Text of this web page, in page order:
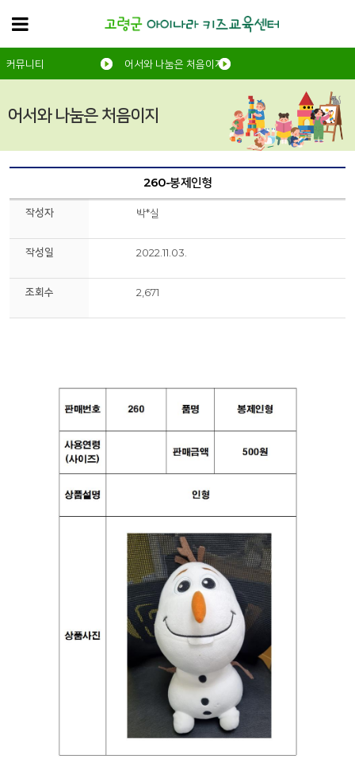
어서와 나눔은 처음이지
커뮤니티 어서와 나눔은 처음이지
260-봉제인형
작성자 박*실
작성일 2022.11.03.
조회수 2,671